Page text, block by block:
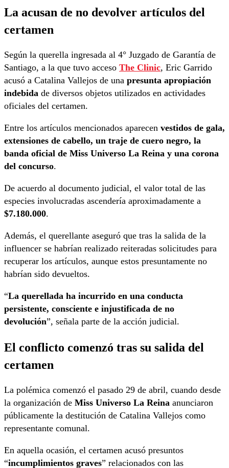
La acusan de no devolver artículos del
certamen
Según la querella ingresada al 4° Juzgado de Garantía de
Santiago, a la que tuvo acceso The Clinic, Eric Garrido
acusó a Catalina Vallejos de una presunta apropiación
indebida de diversos objetos utilizados en actividades
oficiales del certamen.
Entre los artículos mencionados aparecen vestidos de gala,
extensiones de cabello, un traje de cuero negro, la
banda oficial de Miss Universo La Reina y una corona
del concurso.
De acuerdo al documento judicial, el valor total de las
especies involucradas ascendería aproximadamente a
$7.180.000.
Además, el querellante aseguró que tras la salida de la
influencer se habrían realizado reiteradas solicitudes para
recuperar los artículos, aunque estos presuntamente no
habrían sido devueltos.
“La querellada ha incurrido en una conducta
persistente, consciente e injustificada de no
devolución”, señala parte de la acción judicial.
El conflicto comenzó tras su salida del
certamen
La polémica comenzó el pasado 29 de abril, cuando desde
la organización de Miss Universo La Reina anunciaron
públicamente la destitución de Catalina Vallejos como
representante comunal.
En aquella ocasión, el certamen acusó presuntos
“incumplimientos graves” relacionados con las